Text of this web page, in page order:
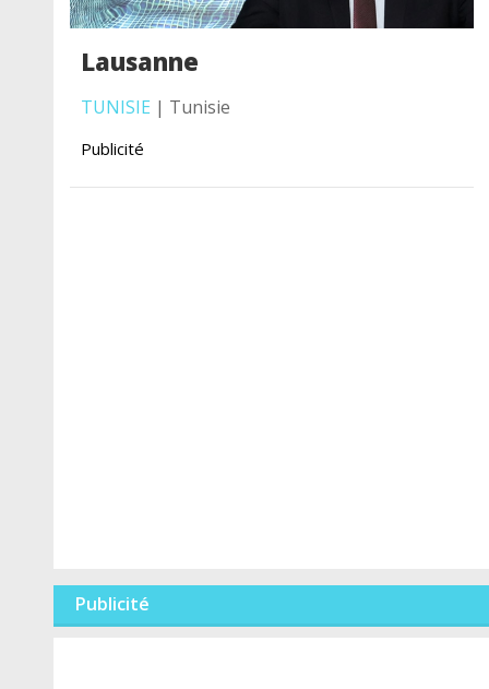
Lausanne
TUNISIE | Tunisie
Publicité
Publicité